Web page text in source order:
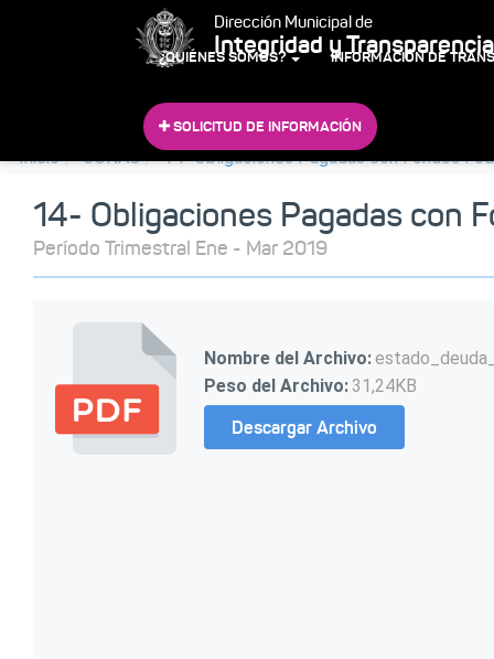
Dirección Municipal de
Integridad y Transparencia
¿QUIÉNES SOMOS? INFORMACIÓN DE
SOLICITUD DE INFORMACIÓN
Inicio CONAC 14- Obligaciones Pagadas con Fondos
14- Obligaciones Pagadas con
Período Trimestral Ene - Mar 2019
Nombre del Archivo:
Peso del Archivo: 31,24KB
Descargar Archivo